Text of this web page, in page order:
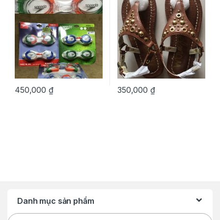
450,000 ₫ 350,000 ₫
Danh mục sản phẩm